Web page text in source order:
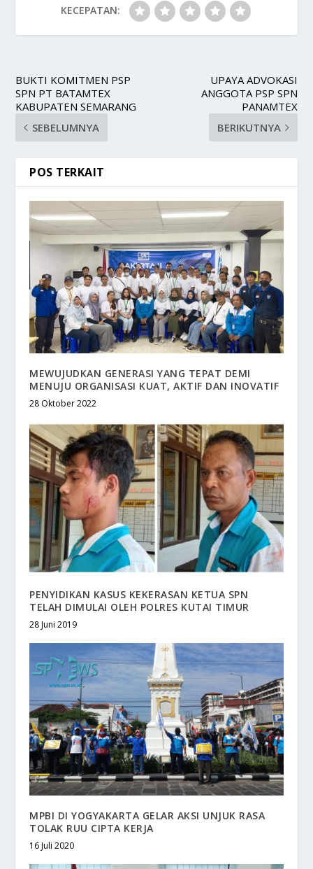
KECEPATAN:
BUKTI KOMITMEN PSP
SPN PT BATAMTEX
KABUPATEN SEMARANG
SEBELUMNYA
UPAYA ADVOKASI
ANGGOTA PSP SPN
PANAMTEX
BERIKUTNYA
POS TERKAIT
MEWUJUDKAN GENERASI YANG TEPAT DEMI
MENUJU ORGANISASI KUAT, AKTIF DAN INOVATIF
28 Oktober 2022
PENYIDIKAN KASUS KEKERASAN KETUA SPN
TELAH DIMULAI OLEH POLRES KUTAI TIMUR
28 Juni 2019
MPBI DI YOGYAKARTA GELAR AKSI UNJUK RASA
TOLAK RUU CIPTA KERJA
16 Juli 2020